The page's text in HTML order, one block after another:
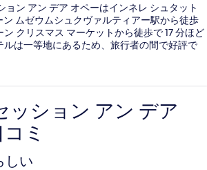
ョン アン デア オペーはインネレ シュタット
ン ムゼウムシュクヴァルティアー駅から徒歩
ン クリスマス マーケットから徒歩で 17 分ほど
ルは一等地にあるため、旅行者の間で好評で
ッション アン デア
ミ
しい